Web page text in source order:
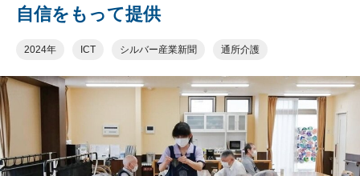
自信をもって提供
2024年 ICT シルバー産業新聞 通所介護